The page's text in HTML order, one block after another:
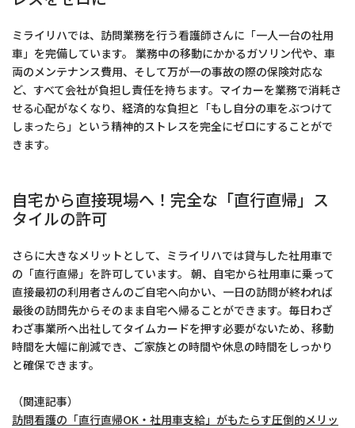
ミライリハでは、訪問業務を行う看護師さんに「一人一台の社用
車」を完備しています。 業務中の移動にかかるガソリン代や、車
両のメンテナンス費用、そして万が一の事故の際の保険対応な
ど、すべて会社が負担し責任を持ちます。マイカーを業務で消耗さ
せる心配がなくなり、経済的な負担と「もし自分の車をぶつけて
しまったら」という精神的ストレスを完全にゼロにすることがで
きます。
自宅から直接現場へ！完全な「直行直帰」ス
タイルの許可
さらに大きなメリットとして、ミライリハでは貸与した社用車で
の「直行直帰」を許可しています。 朝、自宅から社用車に乗って
直接最初の利用者さんのご自宅へ向かい、一日の訪問が終われば
最後の訪問先からそのまま自宅へ帰ることができます。毎日わざ
わざ事業所へ出社してタイムカードを押す必要がないため、移動
時間を大幅に削減でき、ご家族との時間や休息の時間をしっかり
と確保できます。
（関連記事）
訪問看護の「直行直帰OK・社用車支給」がもたらす圧倒的メリッ